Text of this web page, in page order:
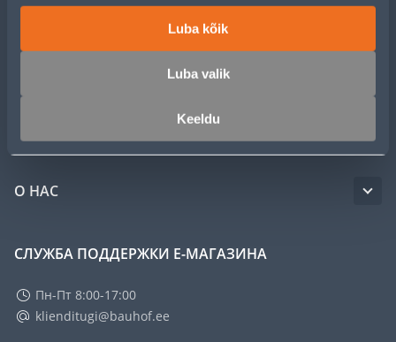
Luba kõik
Luba valik
Keeldu
УСЛУГИ
КЛУБ МАСТЕРОВ
О НАС
СЛУЖБА ПОДДЕРЖКИ Е-МАГАЗИНА
Пн-Пт 8:00-17:00
klienditugi@bauhof.ee